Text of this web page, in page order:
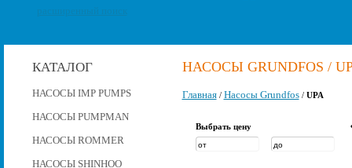
КАТАЛОГ
НАСОСЫ IMP PUMPS
НАСОСЫ PUMPMAN
НАСОСЫ ROMMER
НАСОСЫ SHINHOO
НАСОСЫ GRUNDFOS /
Главная/ Насосы Grundfos/ UPA
Выбрать цену